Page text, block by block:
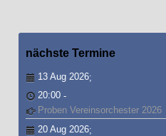
nächste Termine
13 Aug 2026;
20:00 -
Proben Vereinsorchester 2026
20 Aug 2026;